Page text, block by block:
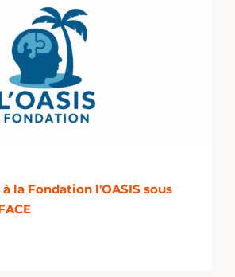
la Fondation l'OASIS sous